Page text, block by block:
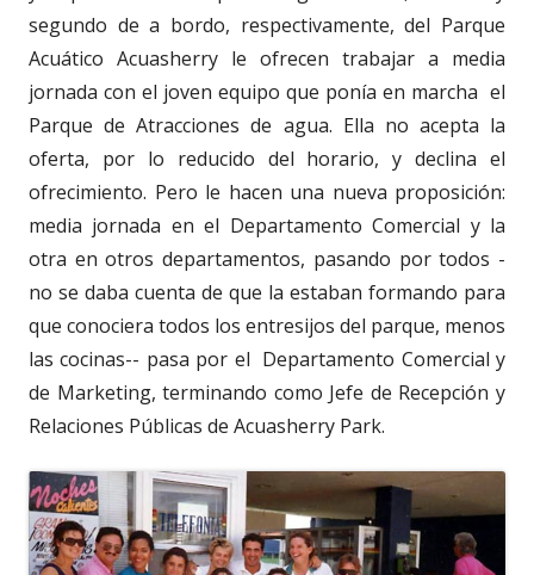
segundo de a bordo, respectivamente, del Parque
Acuático Acuasherry le ofrecen trabajar a media
jornada con el joven equipo que ponía en marcha el
Parque de Atracciones de agua. Ella no acepta la
oferta, por lo reducido del horario, y declina el
ofrecimiento. Pero le hacen una nueva proposición:
media jornada en el Departamento Comercial y la
otra en otros departamentos, pasando por todos -
no se daba cuenta de que la estaban formando para
que conociera todos los entresijos del parque, menos
las cocinas-- pasa por el Departamento Comercial y
de Marketing, terminando como Jefe de Recepción y
Relaciones Públicas de Acuasherry Park.